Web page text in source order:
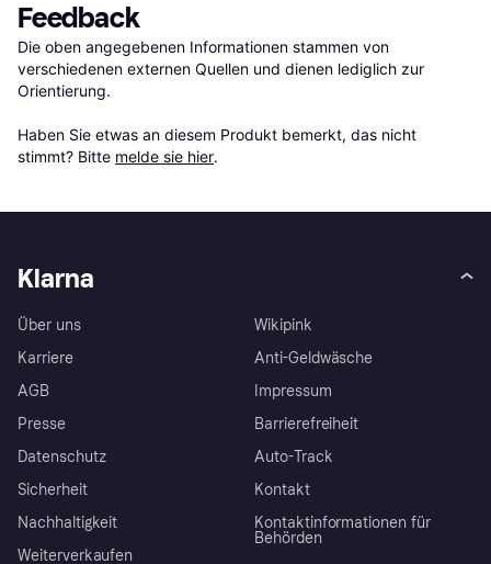
Feedback
Die oben angegebenen Informationen stammen von
verschiedenen externen Quellen und dienen lediglich zur
Orientierung.
Haben Sie etwas an diesem Produkt bemerkt, das nicht
stimmt? Bitte melde sie hier.
Klarna
Über uns
Karriere
AGB
Presse
Datenschutz
Sicherheit
Nachhaltigkeit
Weiterverkaufen
Wikipink
Anti-Geldwäsche
Impressum
Barrierefreiheit
Auto-Track
Kontakt
Kontaktinformationen für
Behörden